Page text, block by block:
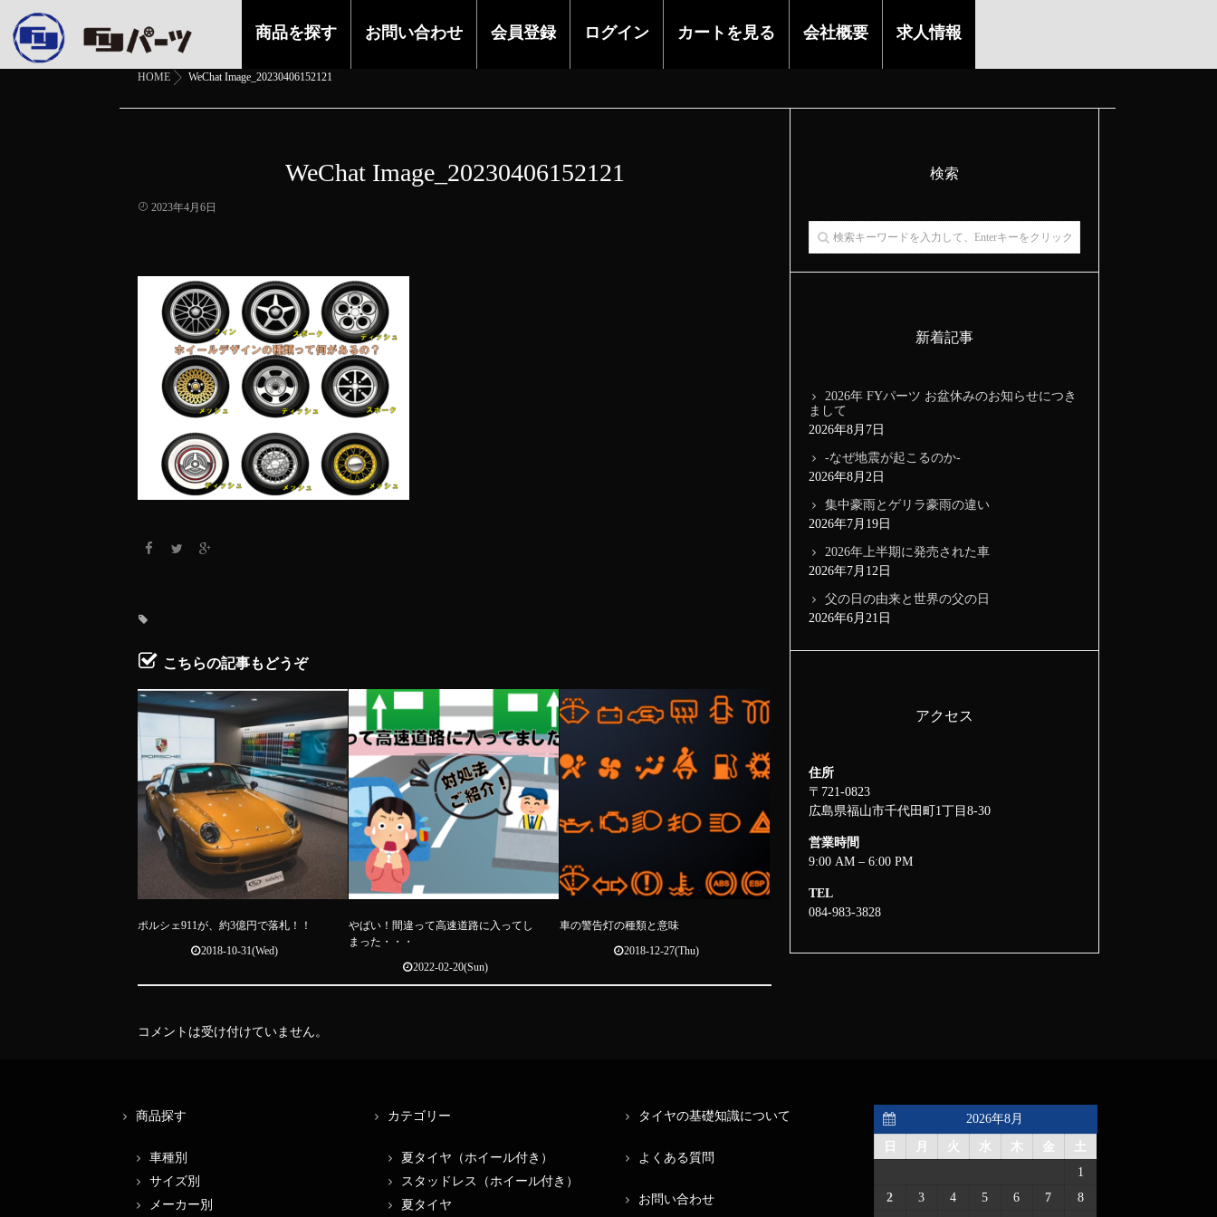
商品を探す お問い合わせ 会員登録 ログイン カートを見る 会社概要 求人情報
HOME WeChat Image_20230406152121
WeChat Image_20230406152121
2023年4月6日
こちらの記事もどうぞ
ポルシェ911が、約3億円で落札！！
2018-10-31(Wed)
やばい！間違って高速道路に入ってし
まった・・・
2022-02-20(Sun)
車の警告灯の種類と意味
2018-12-27(Thu)
コメントは受け付けていません。
検索
新着記事
2026年 FYパーツ お盆休みのお知らせにつき
まして
2026年8月7日
-なぜ地震が起こるのか-
2026年8月2日
集中豪雨とゲリラ豪雨の違い
2026年7月19日
2026年上半期に発売された車
2026年7月12日
父の日の由来と世界の父の日
2026年6月21日
アクセス
住所
〒721-0823
広島県福山市千代田町1丁目8-30
営業時間
9:00 AM – 6:00 PM
TEL
084-983-3828
商品探す
車種別
サイズ別
メーカー別
カテゴリー
夏タイヤ（ホイール付き）
スタッドレス（ホイール付き）
夏タイヤ
タイヤの基礎知識について
よくある質問
お問い合わせ
2026年8月
日 月 火 水 木 金
土
1
2
3 4 5 6 7
8